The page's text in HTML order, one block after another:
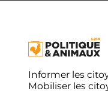
Informer les
Mobiliser les